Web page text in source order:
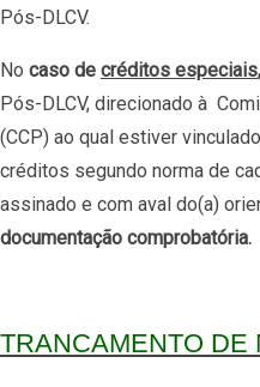
Pós-DLCV.
No caso de créditos especiais
Pós-DLCV, direcionado à
(CCP) ao qual estiver
créditos segundo norma de
assinado e com aval do(a)
documentação comprobatória.
TRANCAMENTO DE